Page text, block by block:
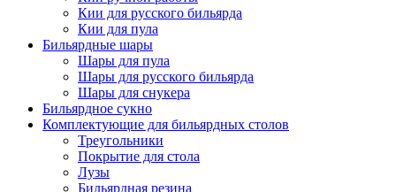
Кии для русского бильярда
Кии для пула
Бильярдные шары
Шары для пула
Шары для русского бильярда
Шары для снукера
Бильярдное сукно
Комплектующие для бильярдных столов
Треугольники
Покрытие для стола
Лузы
Бильярдная резина